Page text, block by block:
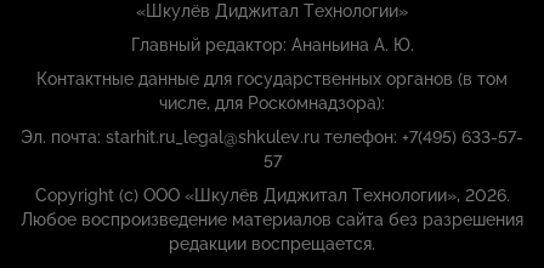
«Шкулёв Диджитал Технологии»
Главный редактор: Ананьина А. Ю.
Контактные данные для государственных органов (в том
числе, для Роскомнадзора):
Эл. почта: starhit.ru_legal@shkulev.ru телефон: +7(495) 633-57-
57
Copyright (с) ООО «Шкулёв Диджитал Технологии», 2026.
Любое воспроизведение материалов сайта без разрешения
редакции воспрещается.